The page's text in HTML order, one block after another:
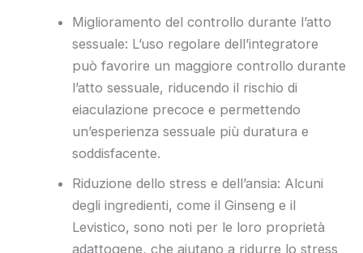
Miglioramento del controllo durante l’atto
sessuale: L’uso regolare dell’integratore
può favorire un maggiore controllo durante
l’atto sessuale, riducendo il rischio di
eiaculazione precoce e permettendo
un’esperienza sessuale più duratura e
soddisfacente.
Riduzione dello stress e dell’ansia: Alcuni
degli ingredienti, come il Ginseng e il
Levistico, sono noti per le loro proprietà
adattogene, che aiutano a ridurre lo stress